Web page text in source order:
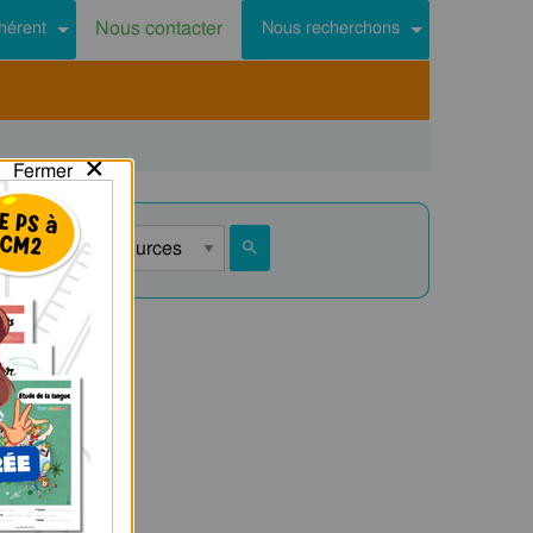
Nous contacter Nous recherchons
Fermer×